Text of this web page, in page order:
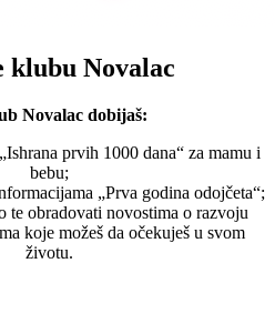
klubu Novalac
Novalac dobijaš:
prvih 1000 dana“ za mamu i
bebu;
„Prva godina odojčeta“;
te obradovati novostima o razvoju
koje možeš da očekuješ u svom
životu.